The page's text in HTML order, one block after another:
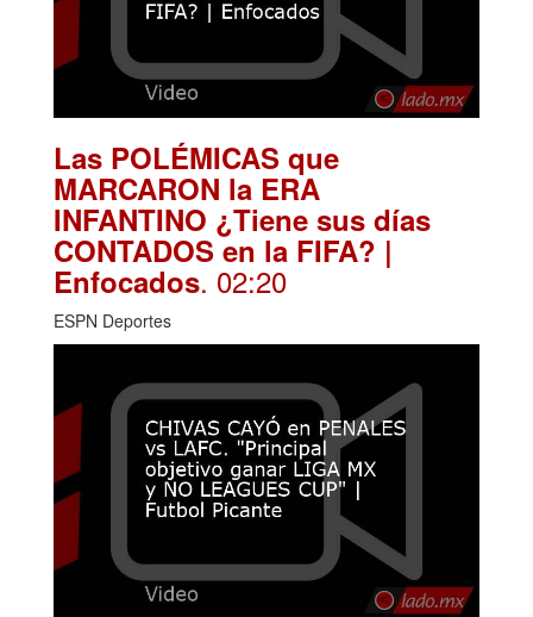
Las POLÉMICAS que
MARCARON la ERA
INFANTINO ¿Tiene sus días
CONTADOS en la FIFA? |
Enfocados. 02:20
ESPN Deportes